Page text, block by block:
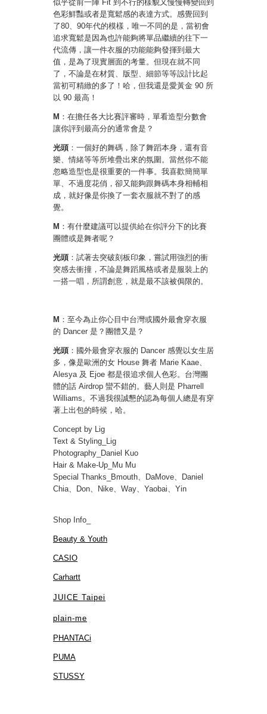
似乎從前一陣 Fit 到不行的樣貌又慢慢轉變回到
色彩鮮豔或者是寬鬆感的表達方式。感覺回到
了80、90年代的模樣，唯一不同的是，當初會
追求寬鬆是因為也許能夠將單品繼續的往下一
代流傳，讓一件衣服的功能能夠發揮到最大
值，是為了現實層面的考量。但現在就不同
了，不論是在材質、版型、細節等等設計比起
當初可精緻的多了！哈，但我還是愛黃金 90 所
以 90 最高！
M ：在擔任各大比賽評審時，單看造型分數會
讓你評到最高分的通常會是？
光頭 ：一個好的舞碼，除了舞蹈本身，還有音
樂、情緒等等所堆疊出來的氛圍。當然你不能
忽略造型也是很重要的一件事。我喜歡簡簡單
單、不過度花俏，卻又能夠跟舞碼本身相輔相
成，就好像是你換了一套衣服就不對了的感
覺。
M ：有什麼建議可以提供給在你評分下的比賽
團體或是舞者呢？
光頭 ：試著去突破刻板印象，嘗試用強烈的衝
突感去衝撞，不論是舞蹈風格或者是服裝上的
一搭一唱，所謂創意，就是最不該被侷限的。
M ：至今為止你心目中台灣或國外最會穿衣服
的 Dancer 是？團體又是？
光頭 ：國外最會穿衣服的 Dancer 感覺以女生居
多，像是歐洲的女 House 舞者 Marie Kaae、
Alesya 及 Ejoe 都是很追求個人色彩。台灣團
體的話 Airdrop 蠻不錯的。藝人則是 Pharrell
Williams。不過我很誠懇的認為每個人總是有穿
著上出包的時候，哈。
Concept by Lig
Text & Styling_Lig
Photography_Daniel Kuo
Hair & Make-Up_Mu Mu
Special Thanks_Bmouth、DaMove、Daniel
Chia、Don、Nike、Way、Yaobai、Yin
Shop Info_
Beauty & Youth
CASIO
Carhartt
JUICE Taipei
plain-me
PHANTACi
PUMA
STUSSY